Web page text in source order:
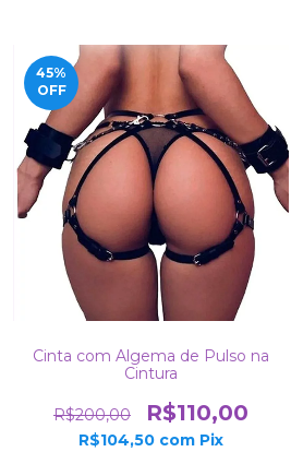
45%
OFF
Cinta com Algema de Pulso na
Cintura
R$200,00 R$110,00
R$104,50 com Pix